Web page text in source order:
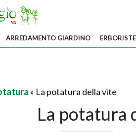
ARREDAMENTO GIARDINO
» La potatura della vite
La potatura